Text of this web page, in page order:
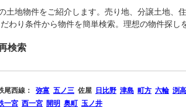
土地物件をご紹介します。売り地、分譲土地、
わり条件から物件を簡単検索。理想の物件探し
検索
尾西線： 弥富 五ノ三 佐屋 日比野 津島 町方 六輪 渕高
一宮 西一宮 開明 奥町 玉ノ井